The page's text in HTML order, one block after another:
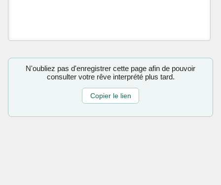
N'oubliez pas d'enregistrer cette page afin de pouvoir
consulter votre rêve interprété plus tard.
Copier le lien